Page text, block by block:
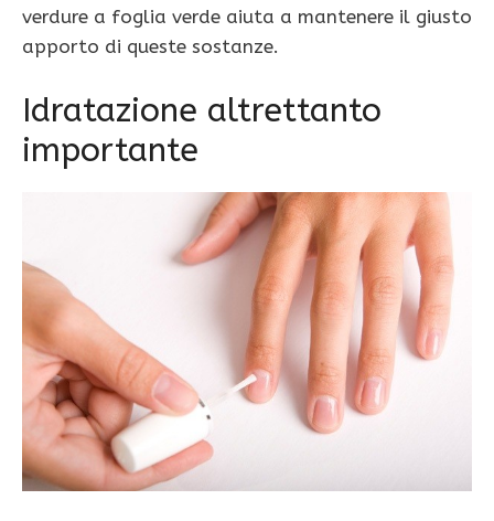
verdure a foglia verde aiuta a mantenere il giusto
apporto di queste sostanze.
Idratazione altrettanto
importante